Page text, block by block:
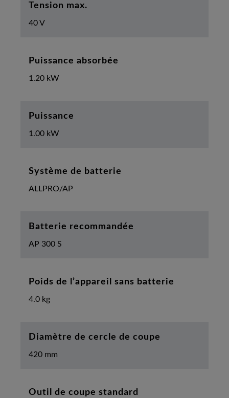
Tension max.
40 V
Puissance absorbée
1.20 kW
Puissance
1.00 kW
Système de batterie
ALLPRO/AP
Batterie recommandée
AP 300 S
Poids de l’appareil sans batterie
4.0 kg
Diamètre de cercle de coupe
420 mm
Outil de coupe standard